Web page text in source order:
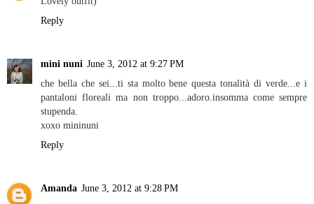
Reply
mini nuni June 3, 2012 at 9:27 PM
che bella che sei...ti sta molto bene questa tonalità di verde...e i
pantaloni floreali ma non troppo...adoro.insomma come sempre
stupenda.
xoxo mininuni
Reply
Amanda June 3, 2012 at 9:28 PM